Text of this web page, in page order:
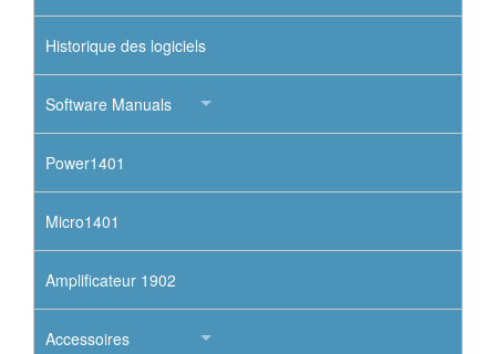
Historique des logiciels
Software Manuals
Power1401
Micro1401
Amplificateur 1902
Accessoires